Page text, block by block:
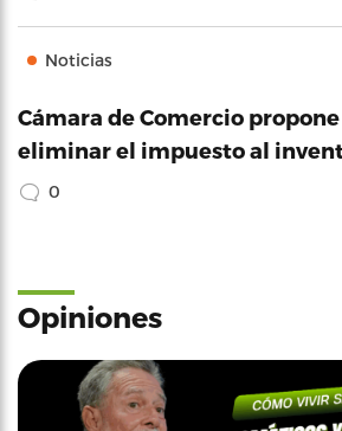
Noticias
Cámara de Comercio
eliminar el impuesto al
0
Opiniones